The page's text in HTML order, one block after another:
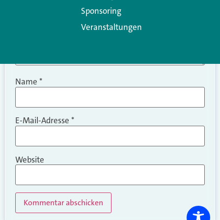
Name *
E-Mail-Adresse *
Website
Sponsoring
Veranstaltungen